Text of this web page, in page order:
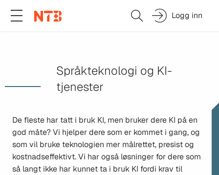
Logg inn
Språkteknologi og KI-
tjenester
De fleste har tatt i bruk KI, men bruker dere KI på en
god måte? Vi hjelper dere som er kommet i gang, og
som vil bruke teknologien mer målrettet, presist og
kostnadseffektivt. Vi har også løsninger for dere som
så langt ikke har kunnet ta i bruk KI fordi krav til